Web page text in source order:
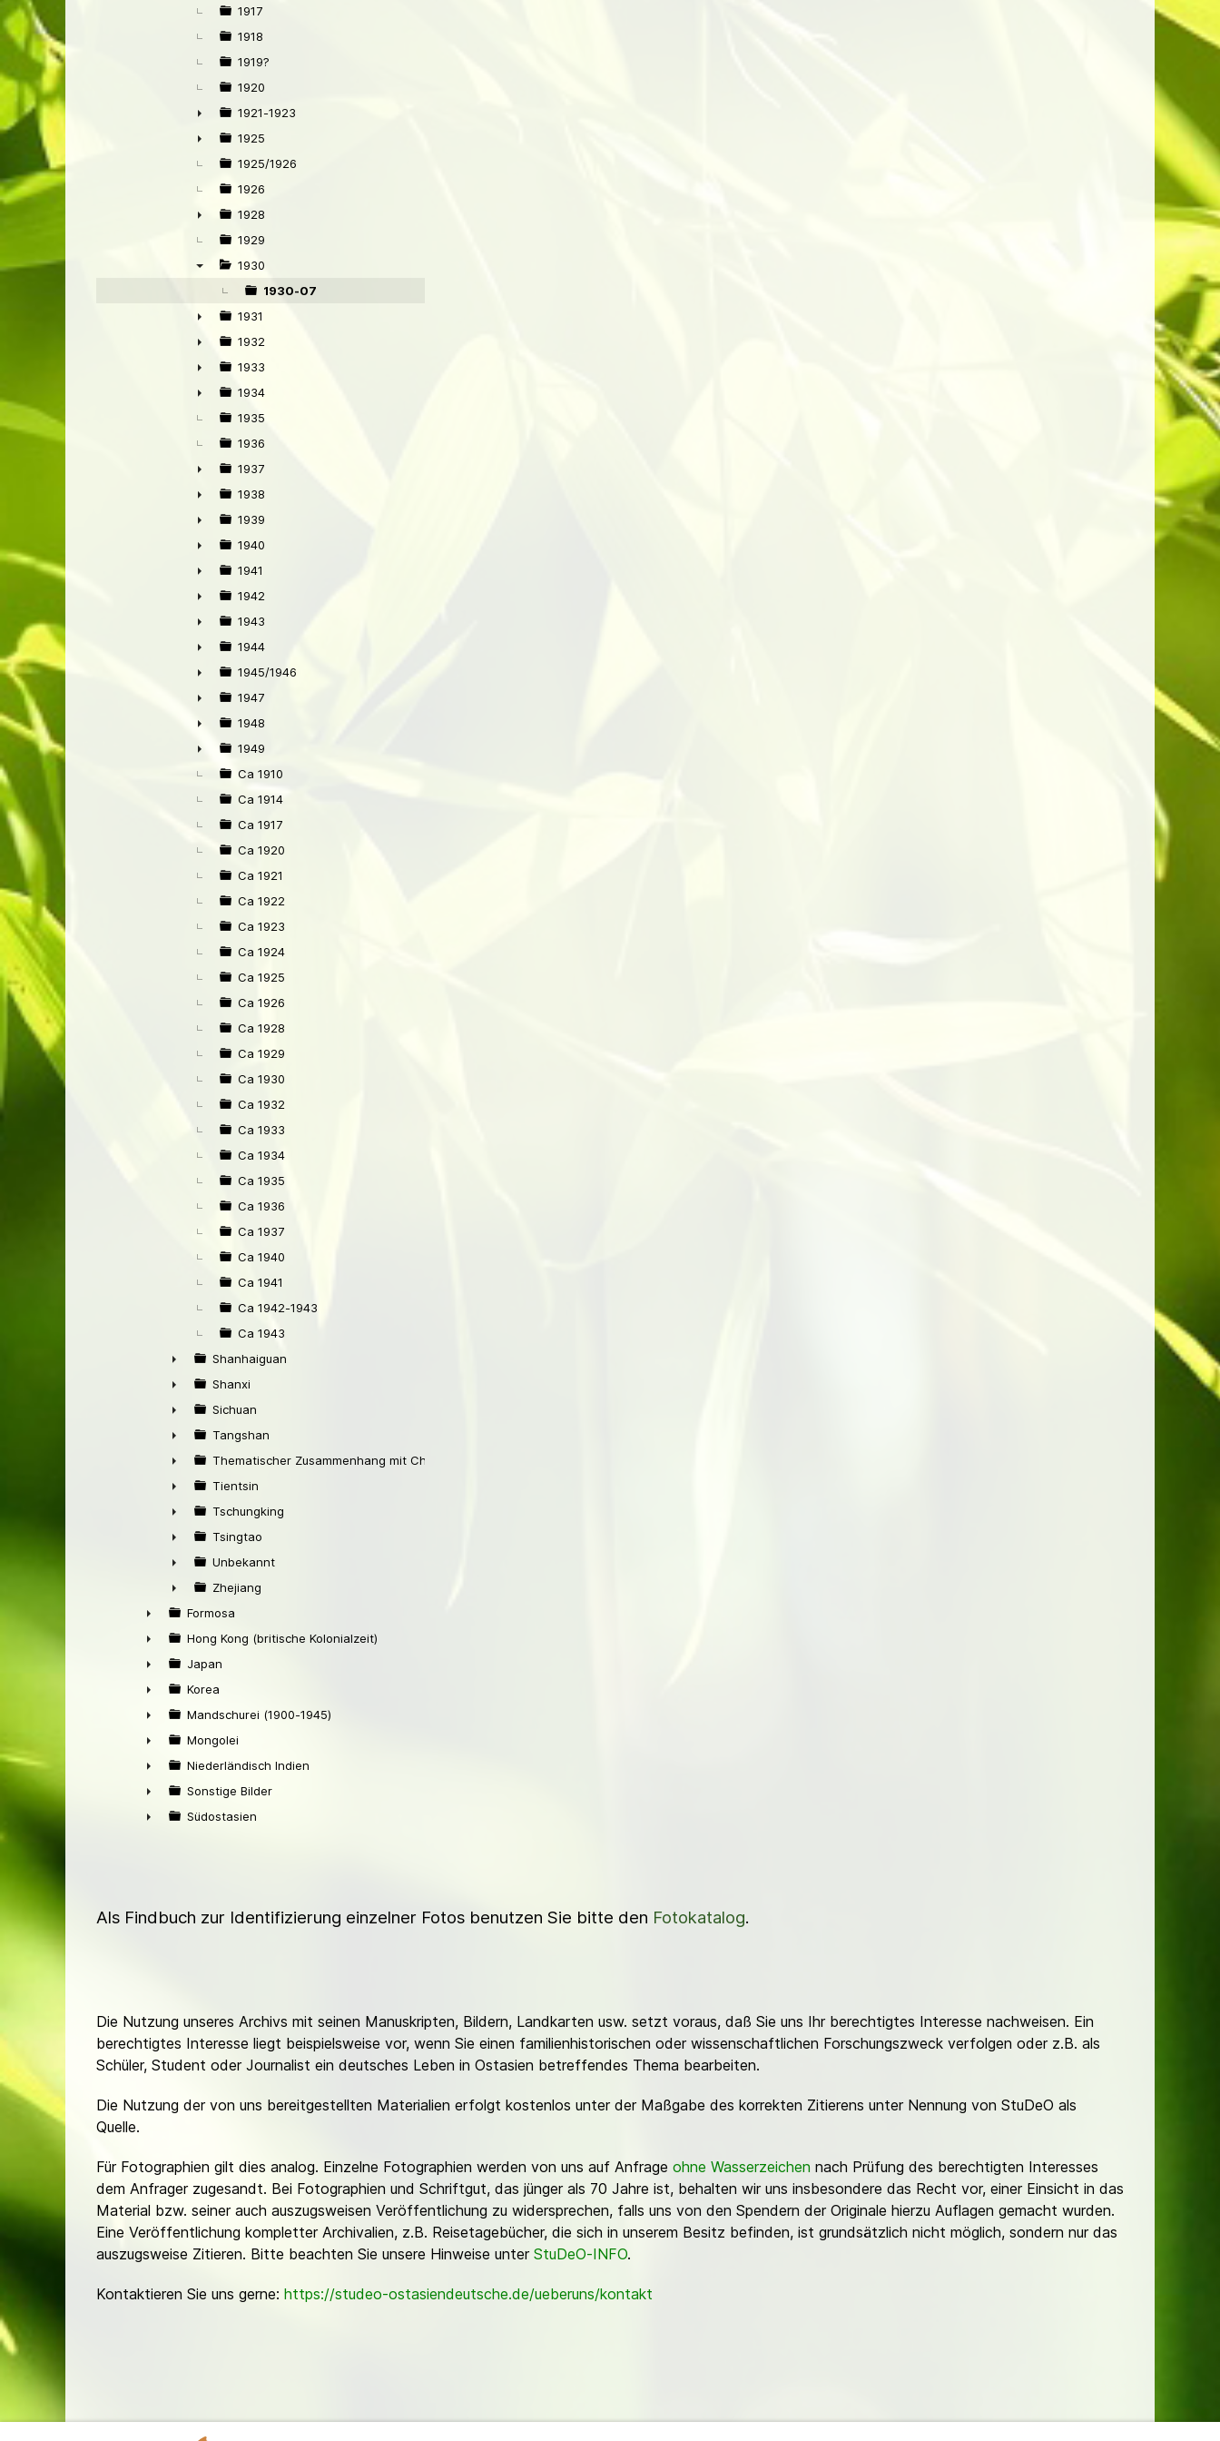
►
1917
1918
1919?
1920
►
1921-1923
►
1925
1925/1926
1926
►
1928
1929
1930
1930-07
►
1931
►
1932
►
1933
►
1934
1935
1936
►
1937
►
1938
►
1939
►
1940
►
1941
►
1942
►
1943
►
1944
►
1945/1946
►
1947
►
1948
►
1949
Ca 1910
Ca 1914
Ca 1917
Ca 1920
Ca 1921
Ca 1922
Ca 1923
Ca 1924
Ca 1925
Ca 1926
Ca 1928
Ca 1929
Ca 1930
Ca 1932
Ca 1933
Ca 1934
Ca 1935
Ca 1936
Ca 1937
Ca 1940
Ca 1941
Ca 1942-1943
Ca 1943
►
Shanhaiguan
►
Shanxi
►
Sichuan
►
Tangshan
►
Thematischer Zusammenhang mit China
►
Tientsin
►
Tschungking
►
Tsingtao
►
Unbekannt
►
Zhejiang
►
Formosa
►
Hong Kong (britische Kolonialzeit)
►
Japan
►
Korea
►
Mandschurei (1900-1945)
►
Mongolei
►
Niederländisch Indien
►
Sonstige Bilder
Südostasien
Als Findbuch zur Identifizierung einzelner Fotos benutzen Sie bitte den Fotokatalog.
Die Nutzung unseres Archivs mit seinen Manuskripten, Bildern, Landkarten usw. setzt voraus, daß Sie uns Ihr berechtigtes Interesse nachweisen. Ein
berechtigtes Interesse liegt beispielsweise vor, wenn Sie einen familienhistorischen oder wissenschaftlichen Forschungszweck verfolgen oder z.B. als
Schüler, Student oder Journalist ein deutsches Leben in Ostasien betreffendes Thema bearbeiten.
Die Nutzung der von uns bereitgestellten Materialien erfolgt kostenlos unter der Maßgabe des korrekten Zitierens unter Nennung von StuDeO als
Quelle.
Für Fotographien gilt dies analog. Einzelne Fotographien werden von uns auf Anfrage ohne Wasserzeichen nach Prüfung des berechtigten Interesses
dem Anfrager zugesandt. Bei Fotographien und Schriftgut, das jünger als 70 Jahre ist, behalten wir uns insbesondere das Recht vor, einer Einsicht in das
Material bzw. seiner auch auszugsweisen Veröffentlichung zu widersprechen, falls uns von den Spendern der Originale hierzu Auflagen gemacht wurden.
Eine Veröffentlichung kompletter Archivalien, z.B. Reisetagebücher, die sich in unserem Besitz befinden, ist grundsätzlich nicht möglich, sondern nur das
auszugsweise Zitieren. Bitte beachten Sie unsere Hinweise unter StuDeO-INFO.
Kontaktieren Sie uns gerne: https://studeo-ostasiendeutsche.de/ueberuns/kontakt